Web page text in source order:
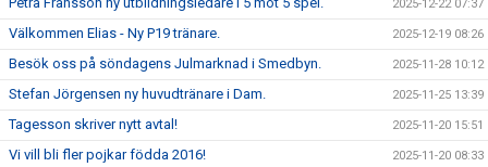
2025-12-22 07:37
Välkommen Elias - Ny P19 tränare. 2025-12-19 08:26
Besök oss på söndagens Julmarknad i Smedbyn. 2025-11-28 10:12
Stefan Jörgensen ny huvudtränare i Dam. 2025-11-25 13:39
Tagesson skriver nytt avtal! 2025-11-20 15:51
Vi vill bli fler pojkar födda 2016! 2025-11-20 08:33